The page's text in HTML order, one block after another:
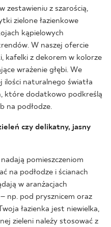
zestawieniu z szarością,
zielone łazienkowe
kąpielowych
W naszej ofercie
kafelki z dekorem w kolorze
wrażenie głębi. We
naturalnego światła
które dodatkowo podkreślą
na podłodze.
czy delikatny, jasny
pomieszczeniom
na podłodze i ścianach
w aranżacjach
np. pod prysznicem oraz
łazienka jest niewielka,
zieleni należy stosować z